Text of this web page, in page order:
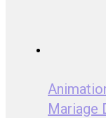
Mariage